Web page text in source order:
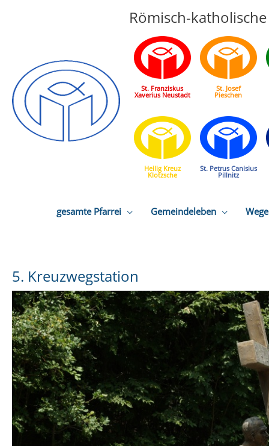
Römisch-
St. Franziskus
Xaverius Neustadt
St. Josef
Pieschen
Heilig Kreuz
Klotzsche
St. Petrus Canisius
Pillnitz
gesamte Pfarrei Gemeindeleben
5. Kreuzwegstation